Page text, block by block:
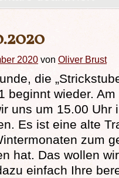
2020 von Oliver Brust
die
beginnt wieder.
uns um 15.00 Uhr
Es ist eine alte
zum
hat. Das wollen
einfach Ihre